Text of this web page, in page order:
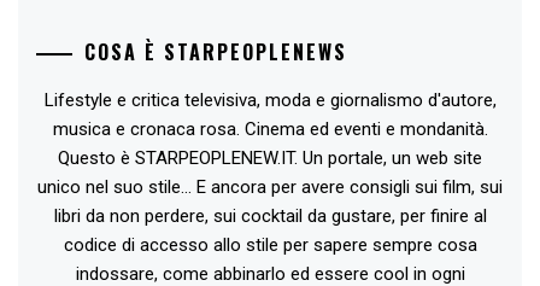
COSA È STARPEOPLENEWS
Lifestyle e critica televisiva, moda e giornalismo d'autore,
musica e cronaca rosa. Cinema ed eventi e mondanità.
Questo è STARPEOPLENEW.IT. Un portale, un web site
unico nel suo stile... E ancora per avere consigli sui film, sui
libri da non perdere, sui cocktail da gustare, per finire al
codice di accesso allo stile per sapere sempre cosa
indossare, come abbinarlo ed essere cool in ogni